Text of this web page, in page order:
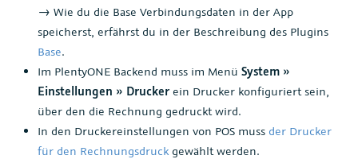
→ Wie du die Base Verbindungsdaten in der App
speicherst, erfährst du in der Beschreibung des Plugins
Base.
Im PlentyONE Backend muss im Menü System »
Einstellungen » Drucker ein Drucker konfiguriert sein,
über den die Rechnung gedruckt wird.
In den Druckereinstellungen von POS muss der Drucker
für den Rechnungsdruck gewählt werden.